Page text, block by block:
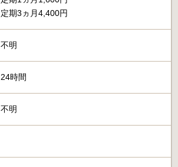
定期3ヵ月4,400円
不明
24時間
不明